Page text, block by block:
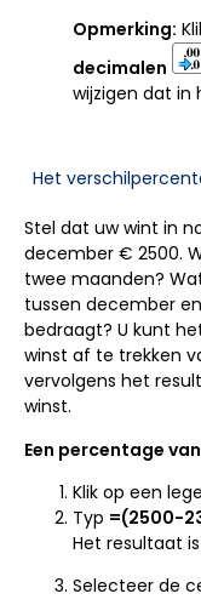
Opmerking:
decimalen
wijzigen dat in
Het
Stel dat uw wint in
december € 2500.
twee maanden?
tussen december
bedraagt? U kunt
winst af te trekken
vervolgens het
winst.
Een percentage
Klik op een
Typ =(2500-
Het resultaat
Selecteer de